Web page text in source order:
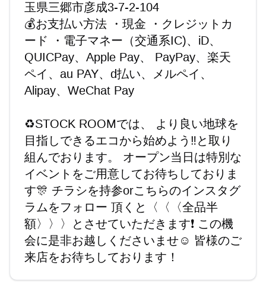
玉県三郷市彦成3-7-2-104
💰お支払い方法 ・現金 ・クレジットカ
ード ・電子マネー（交通系IC)、iD、
QUICPay、Apple Pay、 PayPay、楽天
ペイ、au PAY、d払い、メルペイ、
Alipay、WeChat Pay
♻️STOCK ROOMでは、 より良い地球を
目指しできるエコから始めよう‼️と取り
組んでおります。 オープン当日は特別な
イベントをご用意してお待ちしておりま
す🎊 チラシを持参orこちらのインスタグ
ラムをフォロー 頂くと〈〈〈全品半
額〉〉〉とさせていただきます❗️ この機
会に是非お越しくださいませ☺️ 皆様のご
来店をお待ちしております！